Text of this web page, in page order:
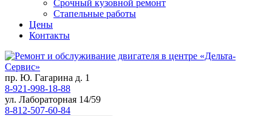
Срочный кузовной ремонт
Стапельные работы
Цены
Контакты
пр. Ю. Гагарина д. 1
8-921-998-18-88
ул. Лабораторная 14/59
8-812-507-60-84